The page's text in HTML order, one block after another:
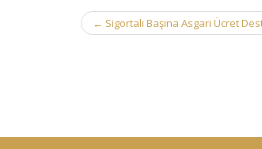
Post
← Sigortalı Başına Asgari Ücret